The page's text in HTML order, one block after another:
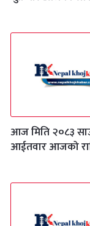
आज मिति २०८३
आईतवार आजको